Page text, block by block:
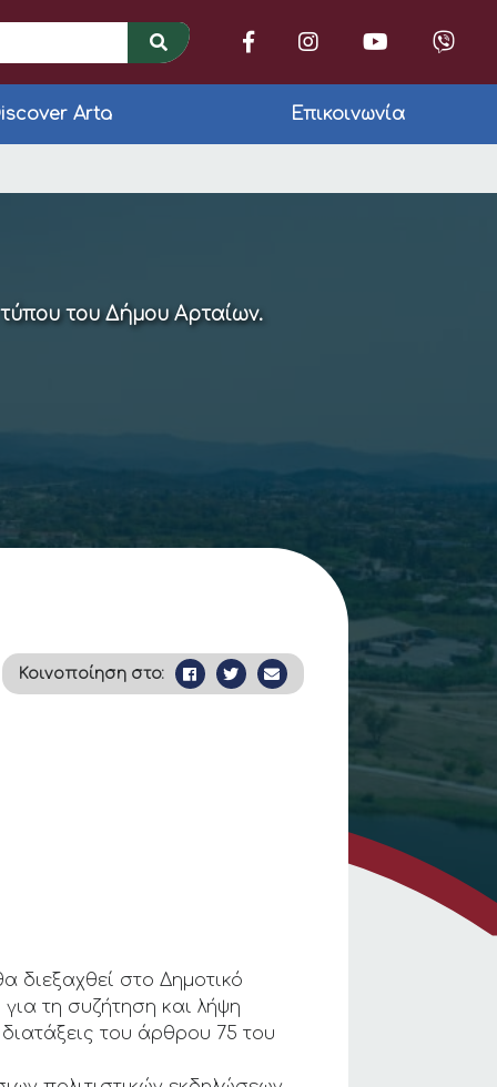
Arta Επικοινωνία
του Δήμου Αρταίων.
Κοινοποίηση στο:
διεξαχθεί στο Δημοτικό
τη συζήτηση και λήψη
του άρθρου 75 του